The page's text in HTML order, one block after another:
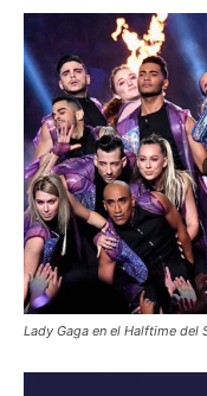
Lady Gaga en el Halftime